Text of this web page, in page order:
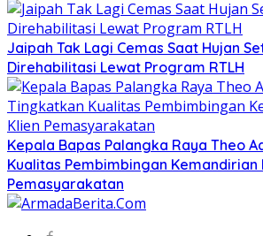
Jaipah Tak Lagi Cemas Saat Hujan
Direhabilitasi Lewat Program RTLH
Kepala Bapas Palangka Raya Theo
Kualitas Pembimbingan Kemandirian
Pemasyarakatan